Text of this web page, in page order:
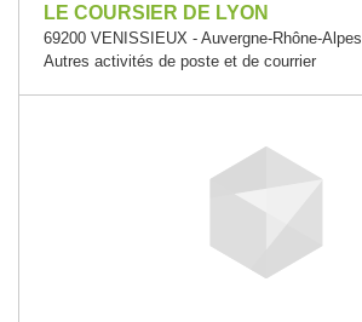
LE COURSIER DE LYON
69200 VENISSIEUX - Auvergne-Rhône-Alpes
Autres activités de poste et de courrier